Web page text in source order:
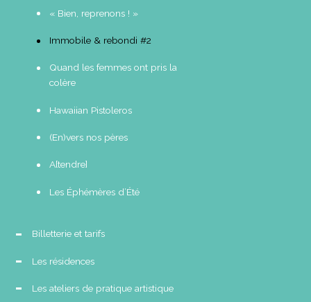
« Bien, reprenons ! »
Immobile & rebondi #2
Quand les femmes ont pris la
colère
Hawaiian Pistoleros
(En)vers nos pères
A[tendre]
Les Éphémères d’Été
Billetterie et tarifs
Les résidences
Les ateliers de pratique artistique